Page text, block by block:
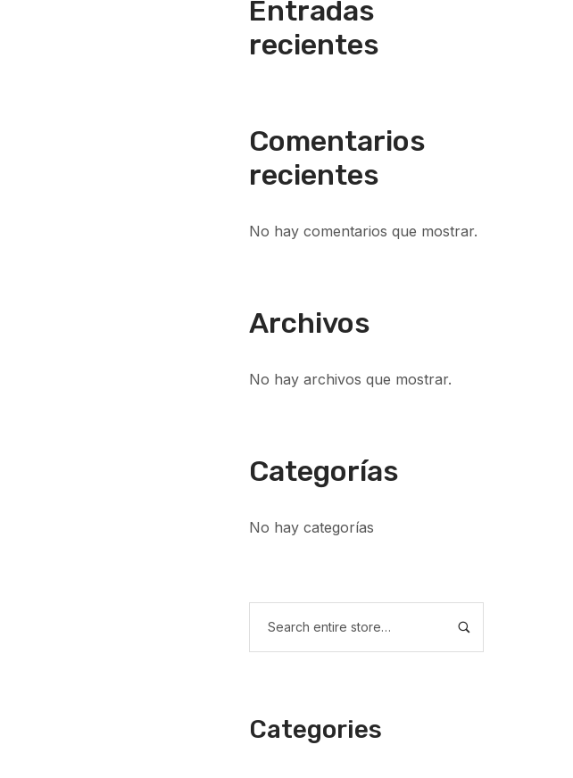
Entradas
recientes
Comentarios
recientes
No hay comentarios que mostrar.
Archivos
No hay archivos que mostrar.
Categorías
No hay categorías
Categories